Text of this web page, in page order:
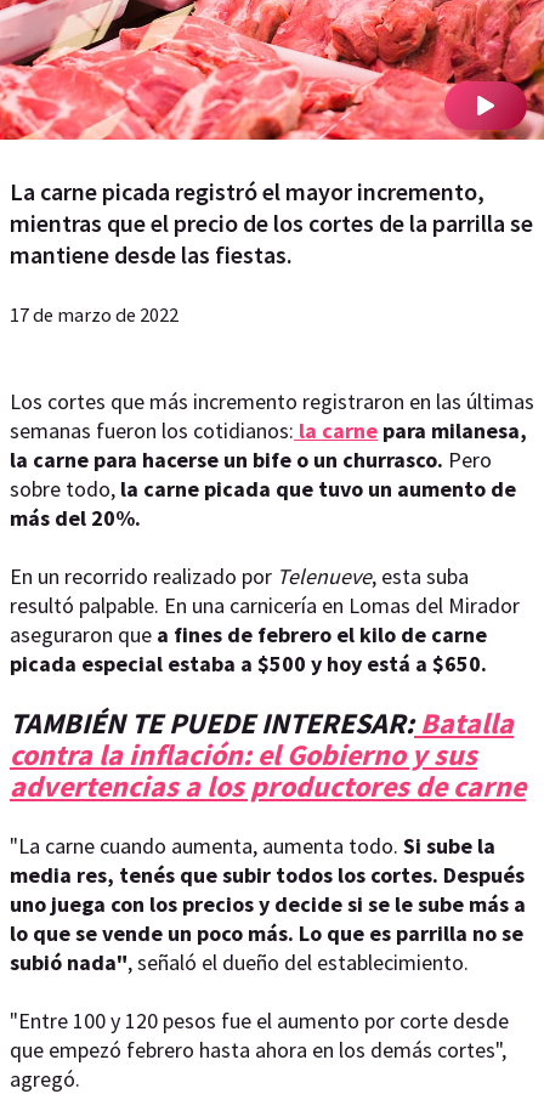
La carne picada registró el mayor incremento,
mientras que el precio de los cortes de la parrilla se
mantiene desde las fiestas.
17 de marzo de 2022
Los cortes que más incremento registraron en las últimas
semanas fueron los cotidianos: la carne para milanesa,
la carne para hacerse un bife o un churrasco. Pero
sobre todo, la carne picada que tuvo un aumento de
más del 20%.
En un recorrido realizado por Telenueve, esta suba
resultó palpable. En una carnicería en Lomas del Mirador
aseguraron que a fines de febrero el kilo de carne
picada especial estaba a $500 y hoy está a $650.
TAMBIÉN TE PUEDE INTERESAR:Batalla
contra la inflación: el Gobierno y sus
advertencias a los productores de carne
"La carne cuando aumenta, aumenta todo. Si sube la
media res, tenés que subir todos los cortes. Después
uno juega con los precios y decide si se le sube más a
lo que se vende un poco más. Lo que es parrilla no se
subió nada", señaló el dueño del establecimiento.
"Entre 100 y 120 pesos fue el aumento por corte desde
que empezó febrero hasta ahora en los demás cortes",
agregó.